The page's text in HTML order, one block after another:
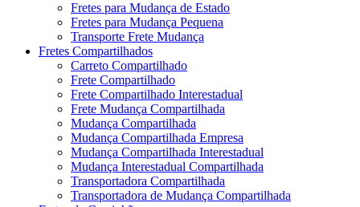
Fretes para Mudança de Estado
Fretes para Mudança Pequena
Transporte Frete Mudança
Fretes Compartilhados
Carreto Compartilhado
Frete Compartilhado
Frete Compartilhado Interestadual
Frete Mudança Compartilhada
Mudança Compartilhada
Mudança Compartilhada Empresa
Mudança Compartilhada Interestadual
Mudança Interestadual Compartilhada
Transportadora Compartilhada
Transportadora de Mudança Compartilhada